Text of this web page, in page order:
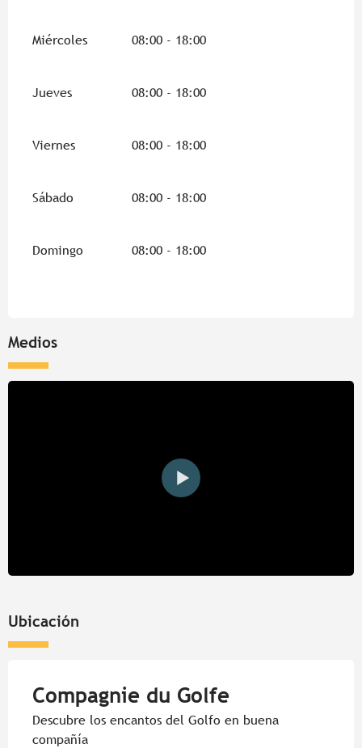
Miércoles 08:00 - 18:00
Jueves 08:00 - 18:00
Viernes 08:00 - 18:00
Sábado 08:00 - 18:00
Domingo 08:00 - 18:00
Medios
Ubicación
Compagnie du Golfe
Descubre los encantos del Golfo en buena
compañía